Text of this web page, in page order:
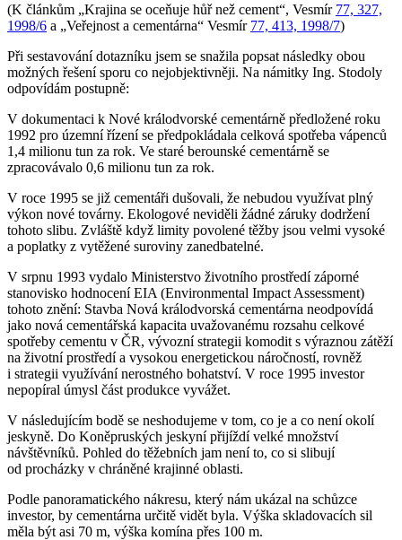
(K článkům „Krajina se oceňuje hůř než cement“, Vesmír 77, 327,
1998/6 a „Veřejnost a cementárna“ Vesmír 77, 413, 1998/7)
Při sestavování dotazníku jsem se snažila popsat následky obou
možných řešení sporu co nejobjektivněji. Na námitky Ing. Stodoly
odpovídám postupně:
V dokumentaci k Nové králodvorské cementárně předložené roku
1992 pro územní řízení se předpokládala celková spotřeba vápenců
1,4 milionu tun za rok. Ve staré berounské cementárně se
zpracovávalo 0,6 milionu tun za rok.
V roce 1995 se již cementáři dušovali, že nebudou využívat plný
výkon nové továrny. Ekologové neviděli žádné záruky dodržení
tohoto slibu. Zvláště když limity povolené těžby jsou velmi vysoké
a poplatky z vytěžené suroviny zanedbatelné.
V srpnu 1993 vydalo Ministerstvo životního prostředí záporné
stanovisko hodnocení EIA (Environmental Impact Assessment)
tohoto znění: Stavba Nová králodvorská cementárna neodpovídá
jako nová cementářská kapacita uvažovanému rozsahu celkové
spotřeby cementu v ČR, vývozní strategii komodit s výraznou zátěží
na životní prostředí a vysokou energetickou náročností, rovněž
i strategii využívání nerostného bohatství. V roce 1995 investor
nepopíral úmysl část produkce vyvážet.
V následujícím bodě se neshodujeme v tom, co je a co není okolí
jeskyně. Do Koněpruských jeskyní přijíždí velké množství
návštěvníků. Pohled do těžebních jam není to, co si slibují
od procházky v chráněné krajinné oblasti.
Podle panoramatického nákresu, který nám ukázal na schůzce
investor, by cementárna určitě vidět byla. Výška skladovacích sil
měla být asi 70 m, výška komína přes 100 m.